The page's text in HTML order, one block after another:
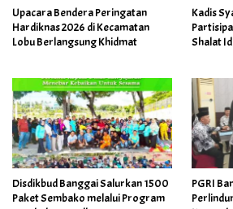
Upacara Bendera Peringatan
Hardiknas 2026 di Kecamatan
Lobu Berlangsung Khidmat
Kadis
Shalat
Disdikbud Banggai Salurkan 1500
Paket Sembako melalui Program
PGRI